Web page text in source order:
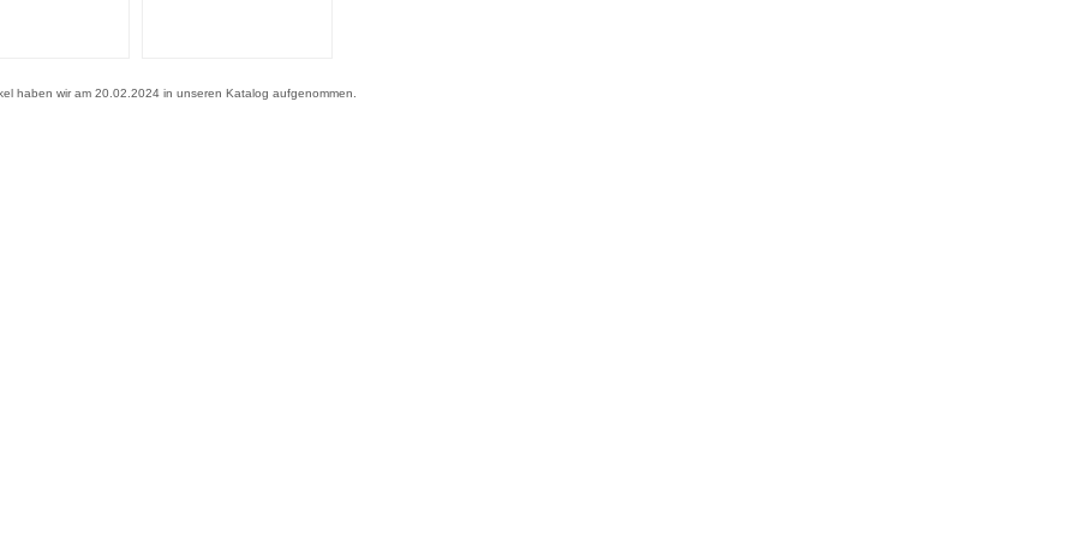
haben wir am 20.02.2024 in unseren Katalog aufgenommen.